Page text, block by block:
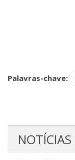
Palavras-chave:
NOTÍCIAS